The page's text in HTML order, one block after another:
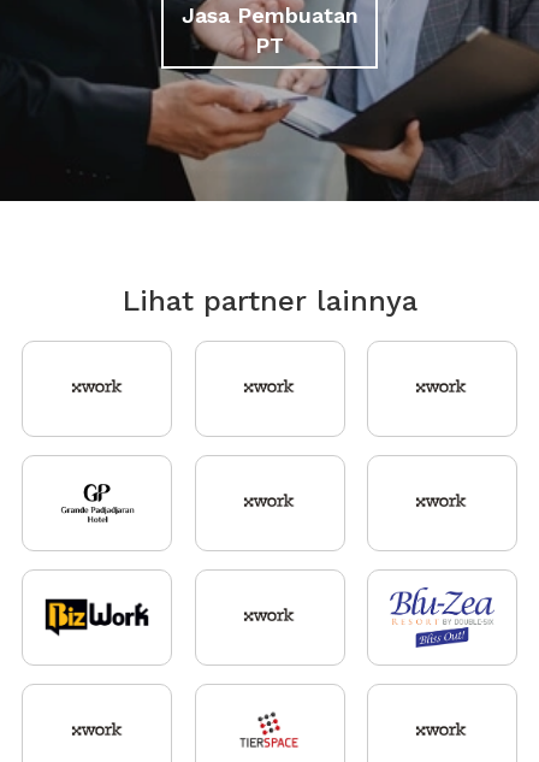
Jasa Pembuatan
PT
Lihat partner lainnya